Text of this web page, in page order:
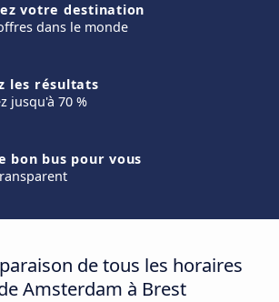
votre destination
dans le monde
les résultats
jusqu'à 70 %
bon bus pour vous
de tous les horaires
Amsterdam à Brest